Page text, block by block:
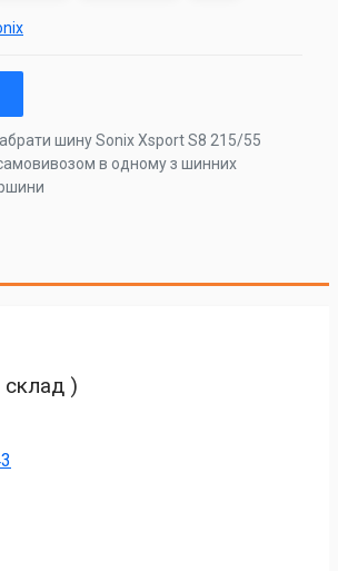
шину Sonix Xsport S8 215/55
в одному з шинних
склад )